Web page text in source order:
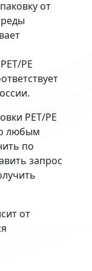
от
PE
PET/PE
любым
по
запрос
от